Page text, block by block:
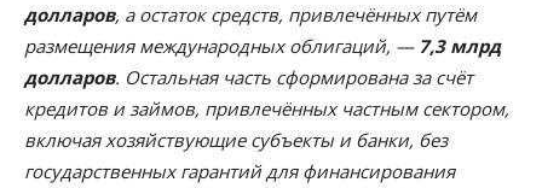
долларов, а остаток средств, привлечённых путём
размещения международных облигаций, — 7,3 млрд
долларов. Остальная часть сформирована за счёт
кредитов и займов, привлечённых частным сектором,
включая хозяйствующие субъекты и банки, без
государственных гарантий для финансирования